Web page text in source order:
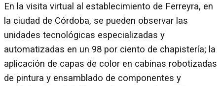
En la visita virtual al establecimiento de Ferreyra, en
la ciudad de Córdoba, se pueden observar las
unidades tecnológicas especializadas y
automatizadas en un 98 por ciento de chapistería; la
aplicación de capas de color en cabinas robotizadas
de pintura y ensamblado de componentes y